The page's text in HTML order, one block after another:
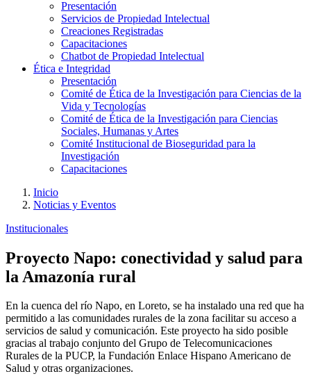
Presentación
Servicios de Propiedad Intelectual
Creaciones Registradas
Capacitaciones
Chatbot de Propiedad Intelectual
Ética e Integridad
Presentación
Comité de Ética de la Investigación para Ciencias de la
Vida y Tecnologías
Comité de Ética de la Investigación para Ciencias
Sociales, Humanas y Artes
Comité Institucional de Bioseguridad para la
Investigación
Capacitaciones
Inicio
Noticias y Eventos
Institucionales
Proyecto Napo: conectividad y salud para
la Amazonía rural
En la cuenca del río Napo, en Loreto, se ha instalado una red que ha
permitido a las comunidades rurales de la zona facilitar su acceso a
servicios de salud y comunicación. Este proyecto ha sido posible
gracias al trabajo conjunto del Grupo de Telecomunicaciones
Rurales de la PUCP, la Fundación Enlace Hispano Americano de
Salud y otras organizaciones.